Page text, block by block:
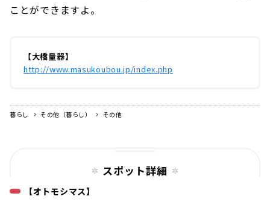
ことができますよ。
【大橋量器】
http://www.masukoubou.jp/index.php
暮らし その他（暮らし） その他
スポット詳細
【オトモシマス】